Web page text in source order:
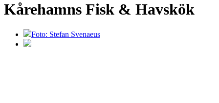
Kårehamns Fisk & Havskök
Foto: Stefan Svenaeus